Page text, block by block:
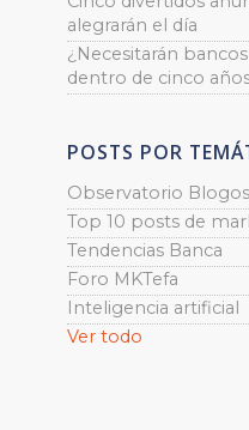
alegrarán el día
¿Necesitarán
dentro de cinco
POSTS POR
Observatorio
Top 10 posts de
Tendencias Banca
Foro MKTefa
Inteligencia artificial
Ver todo